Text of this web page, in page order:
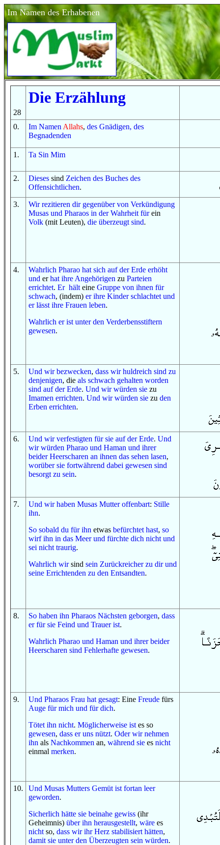
Im Namen des Erhabenen
28
Die Erzählung
0. Im Namen Allahs, des Gnädigen, des
Begnadenden
1 . Ta Sin Mim
2. Dieses sind Zeichen des Buches des
Offensichtlichen.
3. Wir rezitieren dir gegenüber von Verkündigung
Musas und Pharaos in der Wahrheit fürein
Volk (mit Leuten), die überzeugt sind.
4. Wahrlich Pharao hat sich auf der Erde erhöht
und erhat ihre Angehörigen zu Parteien
errichtet. Er hält eine Gruppe von ihnen für
schwach, (indem) er ihre Kinderschlachtet und
er lässt ihre Frauen leben.
Wahrlich er ist unterden Verderbensstiftern
gewesen.
5. Und wir bezwecken, dass wir huldreich sind zu
denjenigen, die als schwach gehalten worden
sind auf der Erde. Und wir würden sie zu
Imamen errichten. Und wir würden sie zu den
Erben errichten.
6. Und wir verfestigten für sie auf der Erde. Und
wir würden Pharao und Haman und ihrer
beider Heerscharen an ihnen das sehen lasen,
worüber sie fortwährend dabei gewesen sind
besorgt zu sein.
7. Und wir haben Musas Mutteroffenbart: Stille
ihn.
So sobald du für ihn etwas befürchtet hast, so
wirf ihn in das Meer und fürchte dich nicht und
sei nicht traurig.
Wahrlich wirsind sein Zurückreicher zu dir und
seine Errichtenden zu den Entsandten.
8. So haben ihn Pharaos Nächsten geborgen, dass
er für sie Feind und Trauerist.
Wahrlich Pharao und Haman und ihrer beider
Heerscharen sind Fehlerhafte gewesen.
9. Und Pharaos Frau hat gesagt: Eine Freude fürs
Auge für mich und für dich.
Tötet ihn nicht. Möglicherweise ist es so
gewesen, dass er uns nützt. Oder wir nehmen
ihn als Nachkommen an, während sie es nicht
einmal merken.
10. Und Musas Mutters Gemüt ist fortan leer
geworden.
Sicherlich hätte sie beinahe gewiss (ihr
Geheimnis) über ihn herausgestellt, wäre es
nicht so, dass wir ihr Herz stabilisiert hätten,
damit sie unterden Überzeugten sein würden.